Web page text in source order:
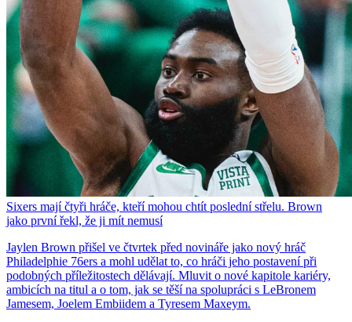
Sixers mají čtyři hráče, kteří mohou chtít poslední střelu. Brown
jako první řekl, že ji mít nemusí
Jaylen Brown přišel ve čtvrtek před novináře jako nový hráč
Philadelphie 76ers a mohl udělat to, co hráči jeho postavení při
podobných příležitostech dělávají. Mluvit o nové kapitole kariéry,
ambicích na titul a o tom, jak se těší na spolupráci s LeBronem
Jamesem, Joelem Embiidem a Tyresem Maxeym.